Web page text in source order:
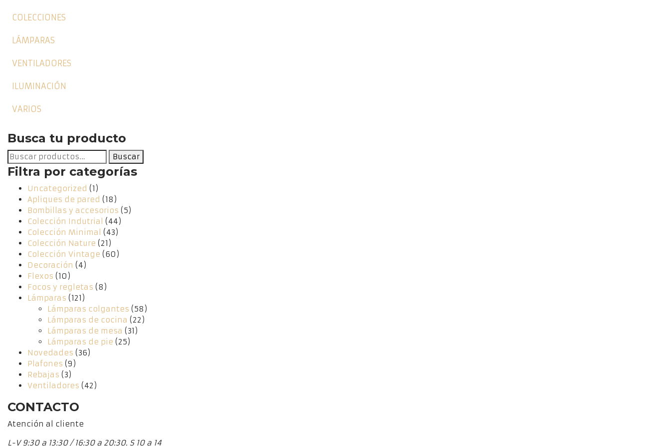
COLECCIONES
LÁMPARAS
VENTILADORES
ILUMINACIÓN
VARIOS
Busca tu producto
Buscar
por:
Buscar
Filtra por categorías
Uncategorized (1)
Apliques de pared (18)
Bombillas y accesorios (5)
Colección Indutrial
(44)
Colección Minimal
(43)
Colección Nature (21)
Colección Vintage (60)
Decoración (4)
Flexos (10)
Focos y regletas (8)
Lámparas (121)
Lámparas colgantes (58)
Lámparas de cocina (22)
Lámparas de mesa (31)
Lámparas de pie (25)
Novedades (36)
Plafones (9)
Rebajas (3)
Ventiladores (42)
CONTACTO
Atención al cliente
L-V 9:30 a 13:30 / 16:30 a 20:30. S 10 a 14